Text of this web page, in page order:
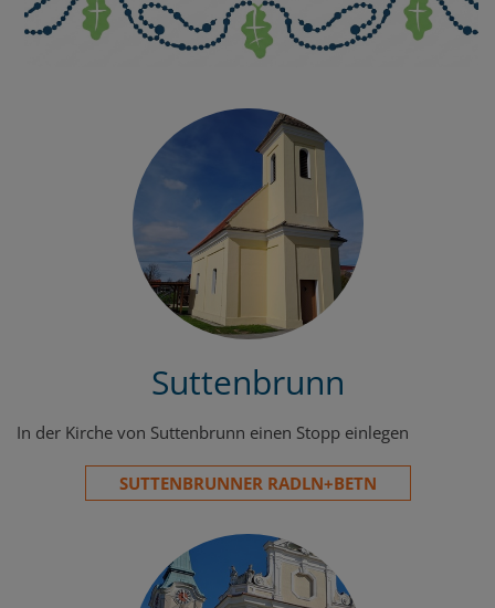
Suttenbrunn
In der Kirche von Suttenbrunn einen Stopp einlegen
SUTTENBRUNNER RADLN+BETN